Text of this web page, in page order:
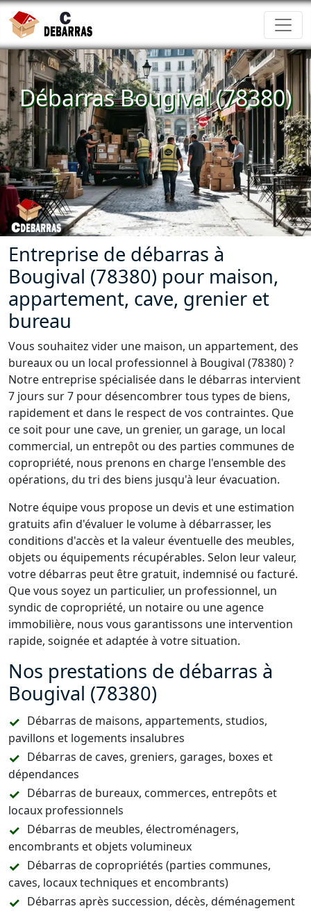
Débarras Bougival (78380)
Entreprise de débarras à
Bougival (78380) pour maison,
appartement, cave, grenier et
bureau
Vous souhaitez vider une maison, un appartement, des
bureaux ou un local professionnel à Bougival (78380) ?
Notre entreprise spécialisée dans le débarras intervient
7 jours sur 7 pour désencombrer tous types de biens,
rapidement et dans le respect de vos contraintes. Que
ce soit pour une cave, un grenier, un garage, un local
commercial, un entrepôt ou des parties communes de
copropriété, nous prenons en charge l'ensemble des
opérations, du tri des biens jusqu'à leur évacuation.
Notre équipe vous propose un devis et une estimation
gratuits afin d'évaluer le volume à débarrasser, les
conditions d'accès et la valeur éventuelle des meubles,
objets ou équipements récupérables. Selon leur valeur,
votre débarras peut être gratuit, indemnisé ou facturé.
Que vous soyez un particulier, un professionnel, un
syndic de copropriété, un notaire ou une agence
immobilière, nous vous garantissons une intervention
rapide, soignée et adaptée à votre situation.
Nos prestations de débarras à
Bougival (78380)
Débarras de maisons, appartements, studios,
pavillons et logements insalubres
Débarras de caves, greniers, garages, boxes et
dépendances
Débarras de bureaux, commerces, entrepôts et
locaux professionnels
Débarras de meubles, électroménagers,
encombrants et objets volumineux
Débarras de copropriétés (parties communes,
caves, locaux techniques et encombrants)
Débarras après succession, décès, déménagement